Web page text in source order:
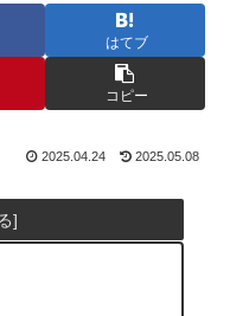
はてブ
コピー
2025.04.24 2025.05.08